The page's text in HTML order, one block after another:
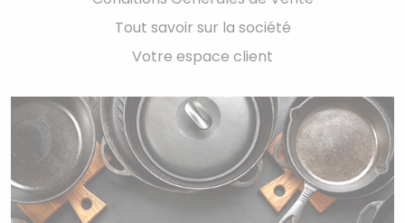
Tout savoir sur la société
Votre espace client